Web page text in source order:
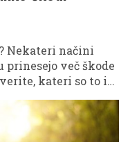
Nekateri načini
več škode
kateri so to in